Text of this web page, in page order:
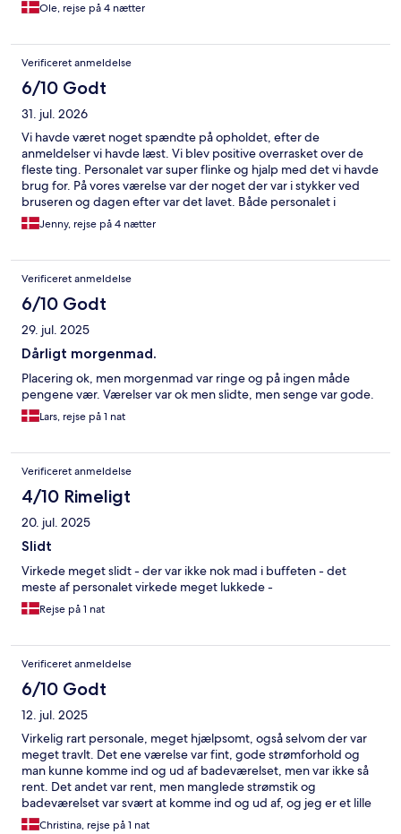
Ole, rejse på 4 nætter
Verificeret anmeldelse
6/10 Godt
31. jul. 2026
Vi havde været noget spændte på opholdet, efter de
anmeldelser vi havde læst. Vi blev positive overrasket over de
fleste ting. Personalet var super flinke og hjalp med det vi havde
brug for. På vores værelse var der noget der var i stykker ved
bruseren og dagen efter var det lavet. Både personalet i
receptionen og i restauranterne var hjælpsomme. Selve
værelset var i okay stand. Det er tydeligt at det er et ældre hotel
rent i værelset. Morgenmadsbuffeten var god i forhold til
udvalg. Dog var det mangelfuldt i forhold til service, rengøring
og opfyldning af mad. Nogle områder af hotellet kunne godt
trænge til en gang rengøring. Hotellet ligger godt i forhold til
metro ind til centrum, og kort gåafstand til restauranter, park og
små butikker. Vi har haft et godt ophold og kan sagtens
anbefalede hotellet til andre.
Jenny, rejse på 4 nætter
Verificeret anmeldelse
6/10 Godt
29. jul. 2025
Dårligt morgenmad.
Placering ok, men morgenmad var ringe og på ingen måde
pengene vær. Værelser var ok men slidte, men senge var gode.
Lars, rejse på 1 nat
Verificeret anmeldelse
4/10 Rimeligt
20. jul. 2025
Slidt
Virkede meget slidt - der var ikke nok mad i buffeten - det
meste af personalet virkede meget lukkede -
Rejse på 1 nat
Verificeret anmeldelse
6/10 Godt
12. jul. 2025
Virkelig rart personale, meget hjælpsomt, også selvom der var
meget travlt. Det ene værelse var fint, gode strømforhold og
man kunne komme ind og ud af badeværelset, men var ikke så
rent. Det andet var rent, men manglede strømstik og
badeværelset var svært at komme ind og ud af, og jeg er et lille
menneske
Christina, rejse på 1 nat